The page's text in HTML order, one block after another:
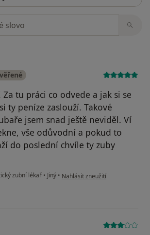
Za tu práci co odvede a jak si se
ty peníze zaslouží. Takové
jsem snad ještě neviděl. Ví
vše odůvodní a pokud to
do poslední chvíle ty zuby
zubní lékař • Jiný • podle názoru uživatele O.B
Nahlásit zneužití